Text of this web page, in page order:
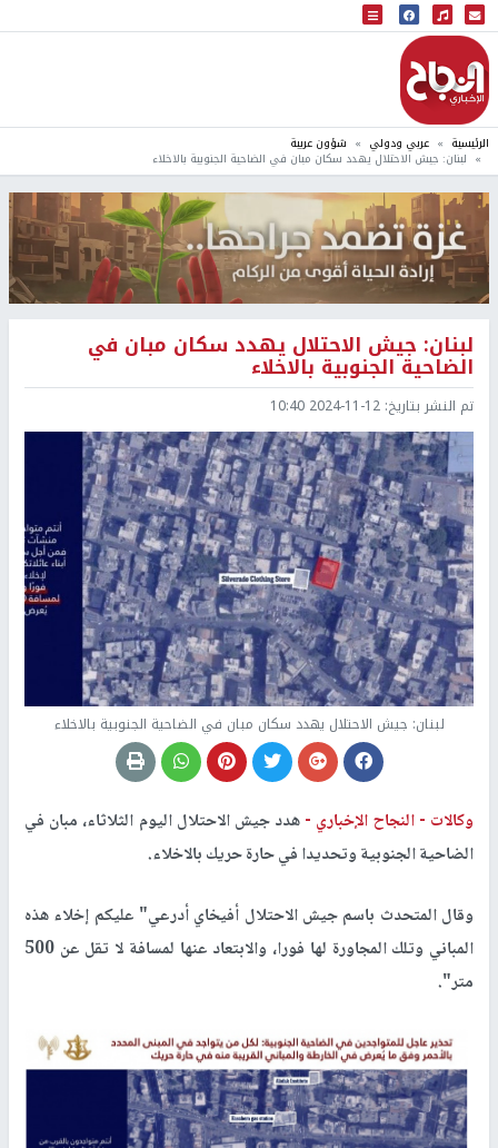
البث المباشر
إذاعة النجاح
الرئيسية عربي ودولي شؤون عربية
لبنان: جيش الاحتلال يهدد سكان مبان في الضاحية الجنوبية بالاخلاء
لبنان: جيش الاحتلال يهدد سكان مبان في
الضاحية الجنوبية بالاخلاء
تم النشر بتاريخ: 2024-11-12 10:40
لبنان: جيش الاحتلال يهدد سكان مبان في الضاحية الجنوبية بالاخلاء
وكالات -النجاح الإخباري -هدد جيش الاحتلال اليوم الثلاثاء، مبان في
الضاحية الجنوبية وتحديدا في حارة حريك بالاخلاء.
وقال المتحدث باسم جيش الاحتلال أفيخاي أدرعي" عليكم إخلاء هذه
المباني وتلك المجاورة لها فورا، والابتعاد عنها لمسافة لا تقل عن 500
متر".